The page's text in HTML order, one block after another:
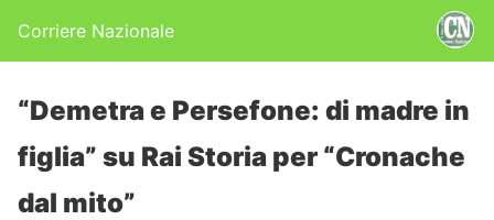
Corriere Nazionale
“Demetra e Persefone: di madre in
figlia” su Rai Storia per “Cronache
dal mito”